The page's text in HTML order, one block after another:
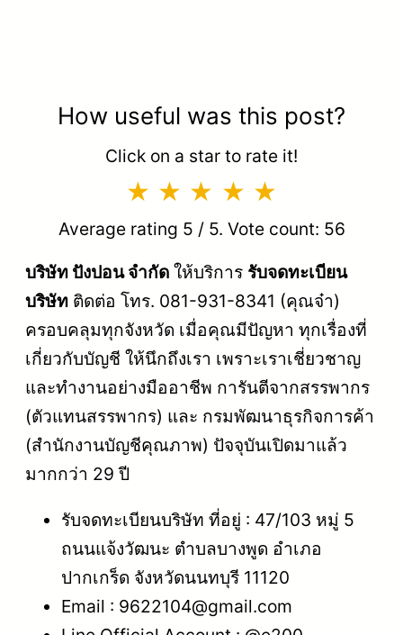
How useful was this post?
Click on a star to rate it!
Average rating 5 / 5. Vote count: 56
บริษัท ปังปอน จำกัด ให้บริการ รับจดทะเบียน
บริษัท ติดต่อ โทร. 081-931-8341 (คุณจ๋า)
ครอบคลุมทุกจังหวัด เมื่อคุณมีปัญหา ทุกเรื่องที่
เกี่ยวกับบัญชี ให้นึกถึงเรา เพราะเราเชี่ยวชาญ
และทำงานอย่างมืออาชีพ การันตีจากสรรพากร
(ตัวแทนสรรพากร) และ กรมพัฒนาธุรกิจการค้า
(สำนักงานบัญชีคุณภาพ) ปัจจุบันเปิดมาแล้ว
มากกว่า 29 ปี
รับจดทะเบียนบริษัท ที่อยู่ : 47/103 หมู่ 5
ถนนแจ้งวัฒนะ ตำบลบางพูด อำเภอ
ปากเกร็ด จังหวัดนนทบุรี 11120
Email : 9622104@gmail.com